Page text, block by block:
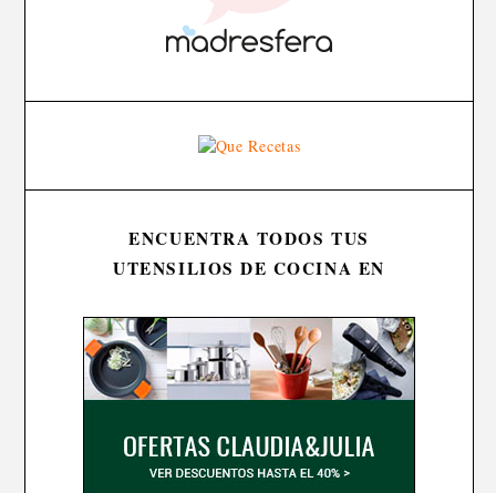
ENCUENTRA TODOS TUS
UTENSILIOS DE COCINA EN